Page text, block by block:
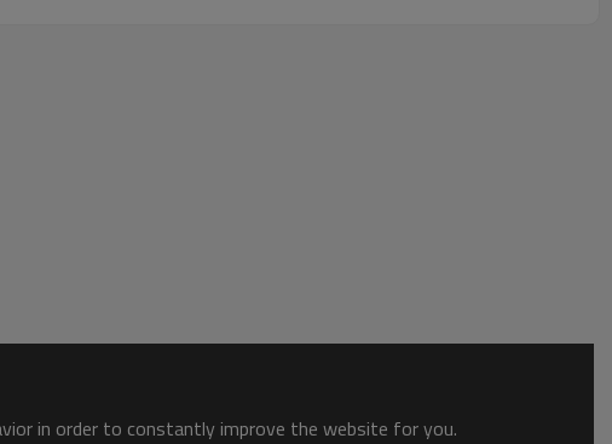
in order to constantly improve the website for you.